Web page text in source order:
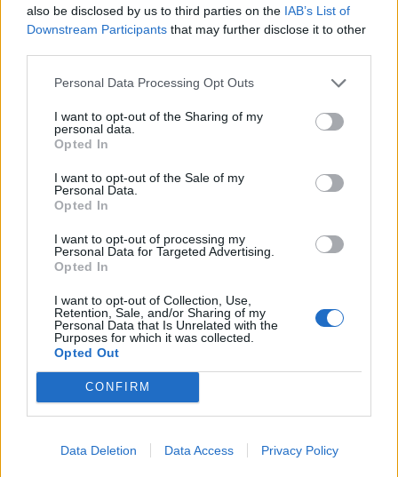
also be disclosed by us to third parties on the IAB’s List of
Downstream Participants that may further disclose it to other
Personal Data Processing Opt Outs
I want to opt-out of the Sharing of my
personal data.
Opted In
I want to opt-out of the Sale of my
Personal Data.
Opted In
I want to opt-out of processing my
Personal Data for Targeted Advertising.
Opted In
I want to opt-out of Collection, Use,
Retention, Sale, and/or Sharing of my
Personal Data that Is Unrelated with the
Purposes for which it was collected.
Opted Out
CONFIRM
Data Deletion Data Access Privacy Policy
ΠΟΛΙΤΙΚΗ 30.07.2026 23:00
ΠΑΣΟΚ κατά Γεωργιάδη: "Μετά τους
κοριούς του Μαξίμου, τώρα λανσάρουν
τον κινούμενο κοριό"
Εγγραφή στο newsletter
Αποδέχομαι τους
και την πολιτική απορρήτου
X